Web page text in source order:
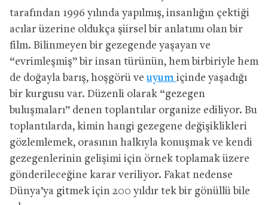
tarafından 1996 yılında yapılmış, insanlığın çektiği
acılar üzerine oldukça şiirsel bir anlatımı olan bir
film. Bilinmeyen bir gezegende yaşayan ve
“evrimleşmiş” bir insan türünün, hem birbiriyle hem
de doğayla barış, hoşgörü veuyum içinde yaşadığı
bir kurgusu var. Düzenli olarak “gezegen
buluşmaları” denen toplantılar organize ediliyor. Bu
toplantılarda, kimin hangi gezegene değişiklikleri
gözlemlemek, orasının halkıyla konuşmak ve kendi
gezegenlerinin gelişimi için örnek toplamak üzere
gönderileceğine karar veriliyor. Fakat nedense
Dünya’ya gitmek için 200 yıldır tek bir gönüllü bile